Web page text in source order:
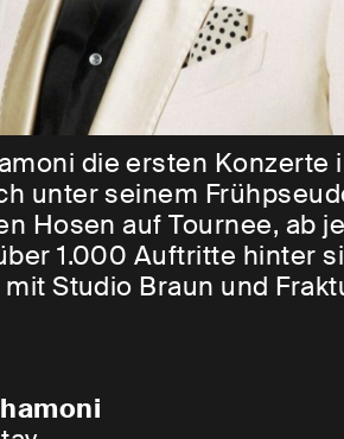
die ersten
unter seinem
Hosen auf Tournee, ab
1.000 Auftritte hinter
Studio Braun und
10 Theaterstücke
weitere Projekte
Jubiläumstour zum